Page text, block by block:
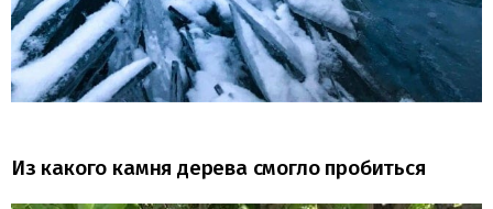
Из какого камня дерева смогло пробиться